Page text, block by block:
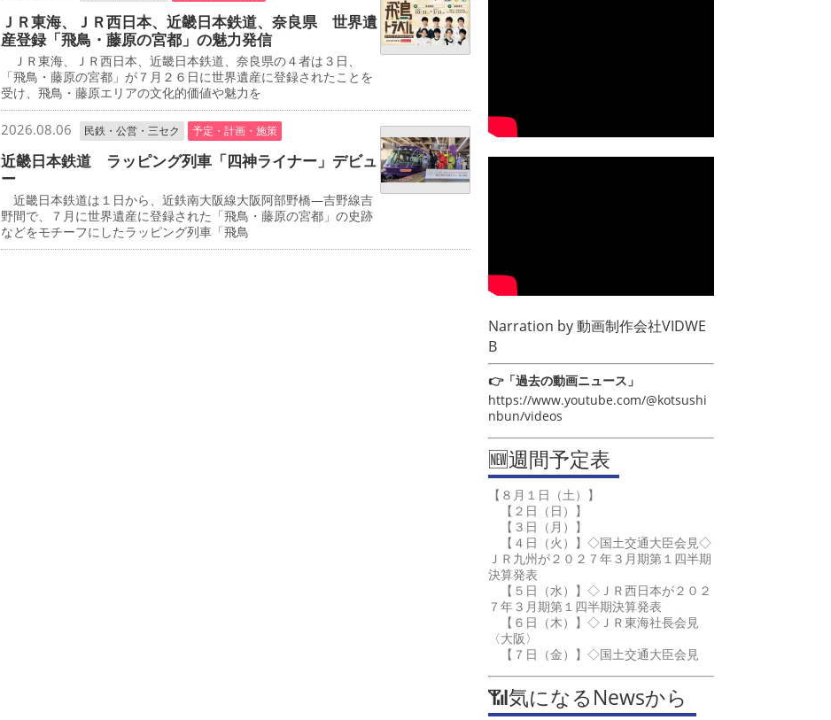
ＪＲ東海、ＪＲ西日本、近畿日本鉄道、奈良県 世界遺
産登録「飛鳥・藤原の宮都」の魅力発信
ＪＲ東海、ＪＲ西日本、近畿日本鉄道、奈良県の４者は３日、
「飛鳥・藤原の宮都」が７月２６日に世界遺産に登録されたことを
受け、飛鳥・藤原エリアの文化的価値や魅力を
2026.08.06 民鉄・公営・三セク 予定・計画・施策
近畿日本鉄道 ラッピング列車「四神ライナー」デビュ
ー
近畿日本鉄道は１日から、近鉄南大阪線大阪阿部野橋―吉野線吉
野間で、７月に世界遺産に登録された「飛鳥・藤原の宮都」の史跡
などをモチーフにしたラッピング列車「飛鳥
Narration by動画制作会社VIDWE
B
👉「過去の動画ニュース」
https://www.youtube.com/@kotsushi
nbun/videos
🆕週間予定表
【８月１日（土）】
【２日（日）】
【３日（月）】
【４日（火）】◇国土交通大臣会見◇
ＪＲ九州が２０２７年３月期第１四半期
決算発表
【５日（水）】◇ＪＲ西日本が２０２
７年３月期第１四半期決算発表
【６日（木）】◇ＪＲ東海社長会見
〈大阪〉
【７日（金）】◇国土交通大臣会見
📶気になるNewsから